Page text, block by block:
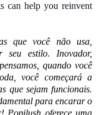
can help you reinvent
que você não usa,
seu estilo. Inovador,
quando você
você começará a
que sejam funcionais.
para encarar o